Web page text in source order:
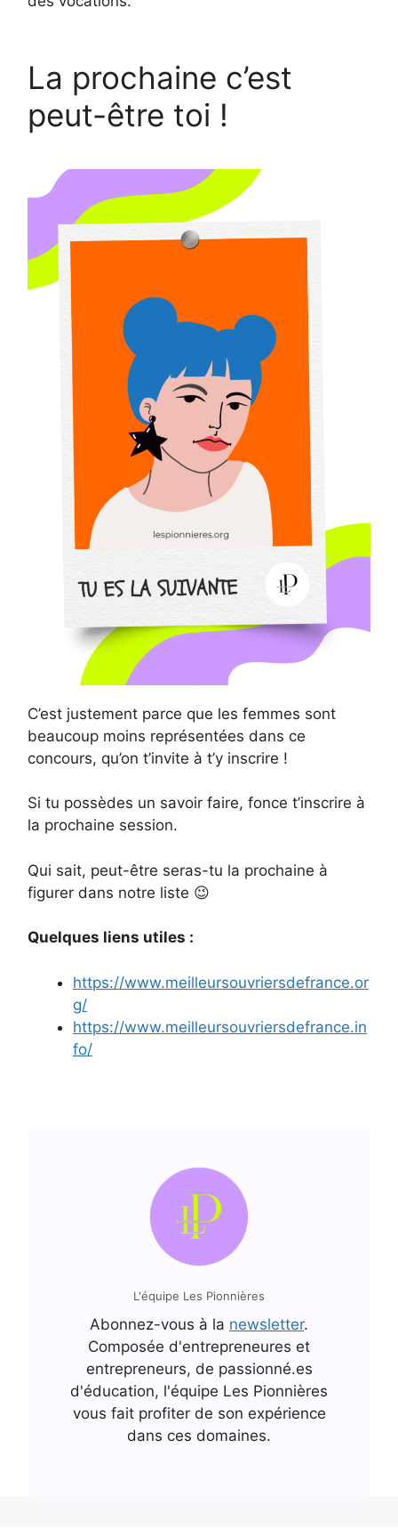
La prochaine c’est
peut-être toi !
C’est justement parce que les femmes sont
beaucoup moins représentées dans ce
concours, qu’on t’invite à t’y inscrire !
Si tu possèdes un savoir faire, fonce t’inscrire à
la prochaine session.
Qui sait, peut-être seras-tu la prochaine à
figurer dans notre liste 😉
Quelques liens utiles :
https://www.meilleursouvriersdefrance.or
g/
https://www.meilleursouvriersdefrance.in
fo/
L'équipe Les Pionnières
Abonnez-vous à la newsletter.
Composée d'entrepreneures et
entrepreneurs, de passionné.es
d'éducation, l'équipe Les Pionnières
vous fait profiter de son expérience
dans ces domaines.